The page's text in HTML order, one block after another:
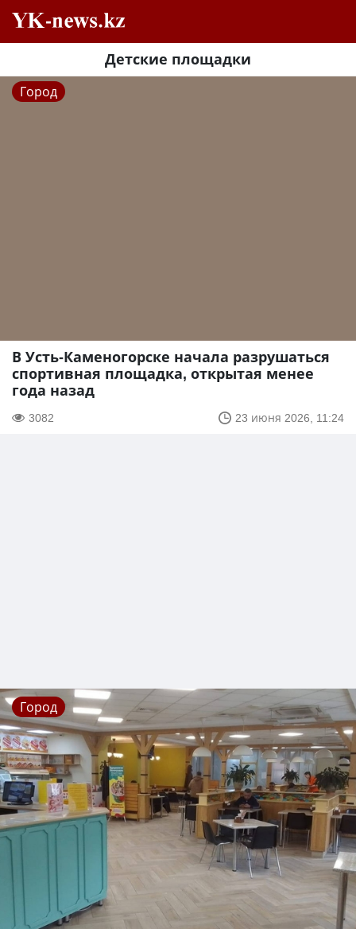
Детские площадки
Город
В Усть-Каменогорске начала разрушаться
спортивная площадка, открытая менее
года назад
3082 23 июня 2026, 11:24
Город